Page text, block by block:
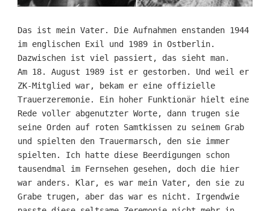
Das ist mein Vater. Die Aufnahmen enstanden 1944
im englischen Exil und 1989 in Ostberlin.
Dazwischen ist viel passiert, das sieht man.
Am 18. August 1989 ist er gestorben. Und weil er
ZK-Mitglied war, bekam er eine offizielle
Trauerzeremonie. Ein hoher Funktionär hielt eine
Rede voller abgenutzter Worte, dann trugen sie
seine Orden auf roten Samtkissen zu seinem Grab
und spielten den Trauermarsch, den sie immer
spielten. Ich hatte diese Beerdigungen schon
tausendmal im Fernsehen gesehen, doch die hier
war anders. Klar, es war mein Vater, den sie zu
Grabe trugen, aber das war es nicht. Irgendwie